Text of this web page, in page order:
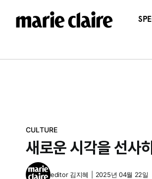
건
CULTURE
새로운 시각을 선사
editor 김지혜 2025년 04월 22일